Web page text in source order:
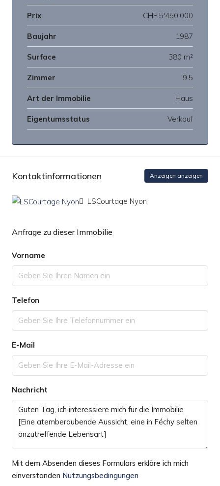
Prix CHF 5'450'000
Baujahr 1987
Surface 380 m²
Zimmer 9.5
Art der Immobilie Haus
Eigentumsstatus Verkauf
Kontaktinformationen Anzeigen anzeigen
LSCourtage Nyon
Anfrage zu dieser Immobilie
Vorname
Telefon
E-Mail
Nachricht
Mit dem Absenden dieses Formulars erkläre ich mich
einverstanden Nutzungsbedingungen